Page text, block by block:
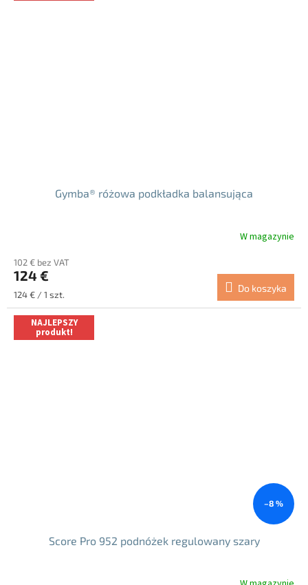
Gymba® różowa podkładka balansująca
produktu
wynosi
5.0
5
gwiazdek.
W magazynie
102 € bez VAT
124 €
Cena
jednostkowa:
124 € / 1 szt.
Do koszyka
NAJLEPSZY
produkt!
–8 %
Score Pro 952 podnóżek regulowany szary